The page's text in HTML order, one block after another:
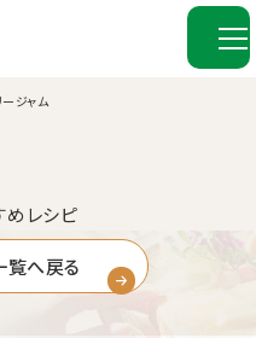
ジャム
めレシピ
覧へ戻る